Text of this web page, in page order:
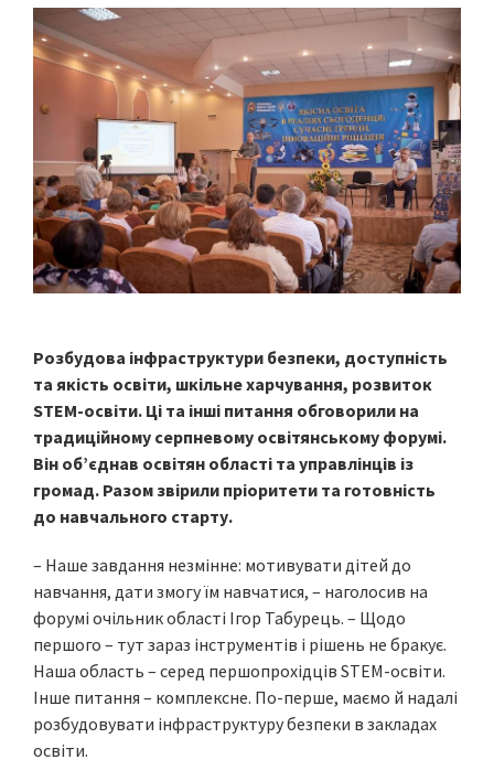
Розбудова інфраструктури безпеки, доступність
та якість освіти, шкільне харчування, розвиток
STEM-освіти. Ці та інші питання обговорили на
традиційному серпневому освітянському форумі.
Він об’єднав освітян області та управлінців із
громад. Разом звірили пріоритети та готовність
до навчального старту.
– Наше завдання незмінне: мотивувати дітей до
навчання, дати змогу їм навчатися, – наголосив на
форумі очільник області Ігор Табурець. – Щодо
першого – тут зараз інструментів і рішень не бракує.
Наша область – серед першопрохідців STEM-освіти.
Інше питання – комплексне. По-перше, маємо й надалі
розбудовувати інфраструктуру безпеки в закладах
освіти.